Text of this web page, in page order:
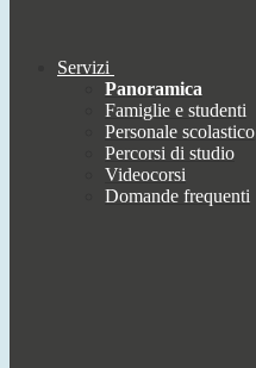
Servizi
Panoramica
Famiglie e studenti
Personale scolastico
Percorsi di studio
Videocorsi
Domande frequenti